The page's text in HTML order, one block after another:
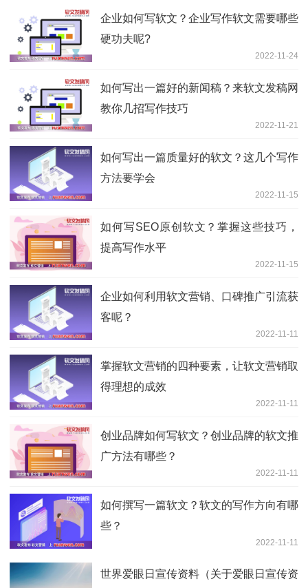
企业如何写软文？企业写作软文需要哪些
硬功夫呢?
2022-11-24
如何写出一篇好的新闻稿？来软文发稿网
教你几招写作技巧
2022-11-21
如何写出一篇质量好的软文？这几个写作
方法要学会
2022-11-15
如何写SEO原创软文？掌握这些技巧，
提高写作水平
2022-11-15
企业如何利用软文营销、口碑推广引流获
客呢？
2022-11-11
掌握软文营销的四种要素，让软文营销取
得理想的成效
2022-11-11
创业品牌如何写软文？创业品牌的软文推
广方法有哪些？
2022-11-11
如何撰写一篇软文？软文的写作方向有哪
些？
2022-11-11
世界爱眼日宣传资料（关于爱眼日宣传资